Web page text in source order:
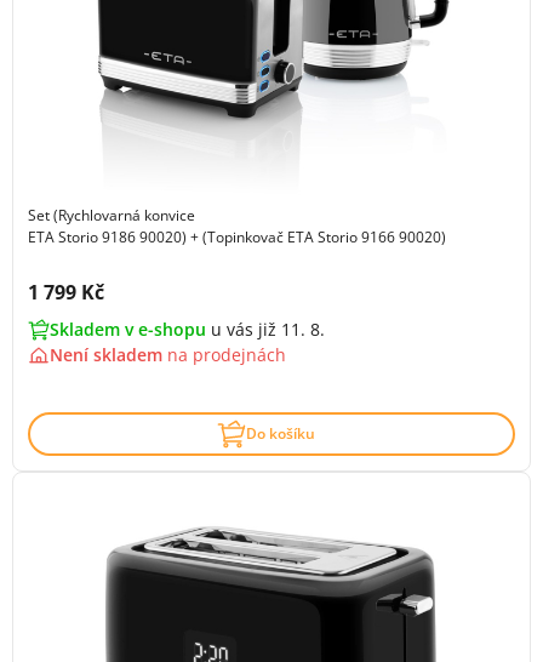
Set (Rychlovarná konvice
ETA Storio 9186 90020) + (Topinkovač ETA Storio 9166 90020)
Cena s DPH:
1 799 Kč
Skladem v e-shopu u vás již 11. 8.
Není skladem na prodejnách
Do košíku